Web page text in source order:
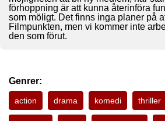
förhoppning är att kunna återinföra
som möligt. Det finns inga planer på
Filmpunkten, men vi kommer inte
den som förut.
Genrer:
action drama komedi thriller